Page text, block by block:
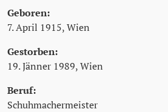
Geboren:
7. April 1915, Wien
Gestorben:
19. Jänner 1989, Wien
Beruf:
Schuhmachermeister